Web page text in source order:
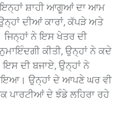
ਇਨ੍ਹਾਂ ਸ਼ਾਹੀ ਆਗੂਆਂ ਦਾ ਆਮ
ਦੀਆਂ ਕਾਰਾਂ, ਕੱਪੜੇ ਅਤੇ
ਜਿਨ੍ਹਾਂ ਨੇ ਇਸ ਖੇਤਰ ਦੀ
ਕੀਤੀ, ਉਨ੍ਹਾਂ ਨੇ ਕਦੇ
ਦੀ ਬਜਾਏ, ਉਨ੍ਹਾਂ ਨੇ
ਉਨ੍ਹਾਂ ਦੇ ਆਪਣੇ ਘਰ ਵੀ
ਪਾਰਟੀਆਂ ਦੇ ਝੰਡੇ ਲਹਿਰਾ ਰਹੇ